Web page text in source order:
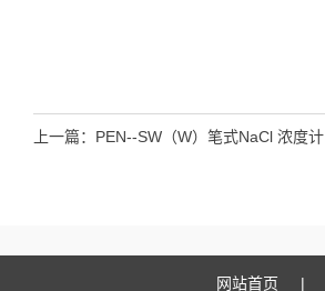
上一篇： PEN--SW（W）笔式NaCl 浓度计
网站首页 |